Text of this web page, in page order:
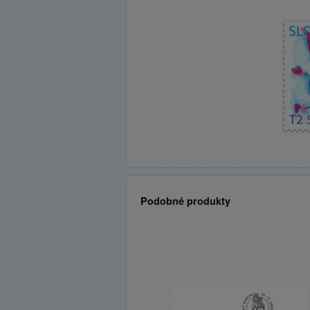
Podobné produkty